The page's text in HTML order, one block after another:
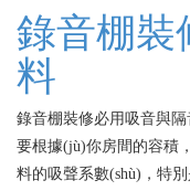
錄音棚裝
料
錄音棚裝修必用吸音與隔
要根據(jù)你房間的容積
料的吸聲系數(shù)，特